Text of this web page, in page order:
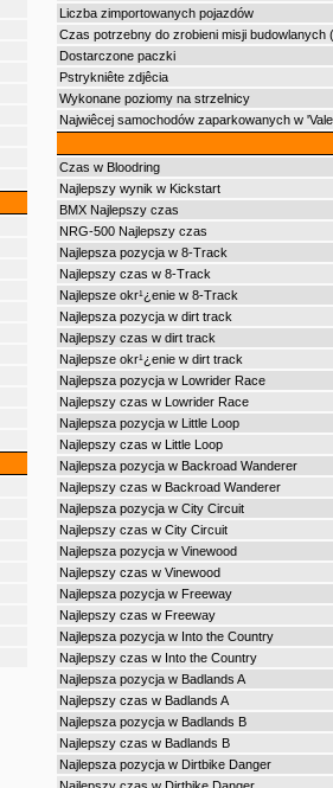
Liczba zimportowanych pojazdów
Czas potrzebny do zrobieni misji budowlanych
Dostarczone paczki
Pstrykniête zdjêcia
Wykonane poziomy na strzelnicy
Najwiêcej samochodów zaparkowanych w
Czas w Bloodring
Najlepszy wynik w Kickstart
BMX Najlepszy czas
NRG-500 Najlepszy czas
Najlepsza pozycja w 8-Track
Najlepszy czas w 8-Track
Najlepsze okr¹¿enie w 8-Track
Najlepsza pozycja w dirt track
Najlepszy czas w dirt track
Najlepsze okr¹¿enie w dirt track
Najlepsza pozycja w Lowrider Race
Najlepszy czas w Lowrider Race
Najlepsza pozycja w Little Loop
Najlepszy czas w Little Loop
Najlepsza pozycja w Backroad Wanderer
Najlepszy czas w Backroad Wanderer
Najlepsza pozycja w City Circuit
Najlepszy czas w City Circuit
Najlepsza pozycja w Vinewood
Najlepszy czas w Vinewood
Najlepsza pozycja w Freeway
Najlepszy czas w Freeway
Najlepsza pozycja w Into the Country
Najlepszy czas w Into the Country
Najlepsza pozycja w Badlands A
Najlepszy czas w Badlands A
Najlepsza pozycja w Badlands B
Najlepszy czas w Badlands B
Najlepsza pozycja w Dirtbike Danger